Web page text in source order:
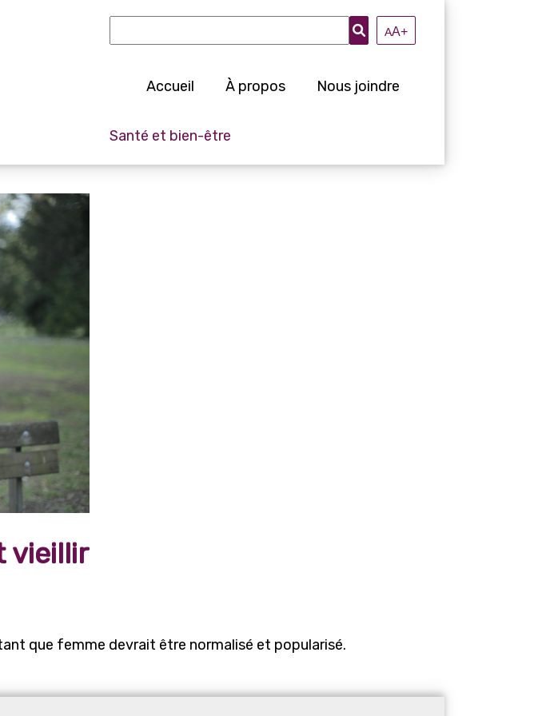
:
AA+
Accueil À propos Nous joindre
Santé et bien-être
vieillir
que femme devrait être normalisé et popularisé.